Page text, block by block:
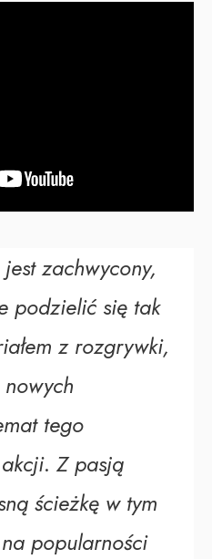
zachwycony,
podzielić się tak
z rozgrywki,
tego
. Z pasją
ścieżkę w tym
popularności